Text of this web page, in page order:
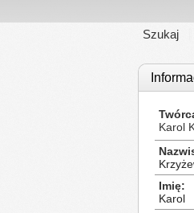
Szukaj
Karol
Imię
Karol